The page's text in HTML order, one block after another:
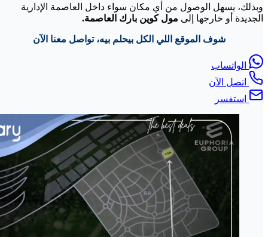
وبذلك، يسهل الوصول من أي مكان سواء داخل العاصمة الإدارية
الجديدة أو خارجها إلى مول كوين بارك العاصمة.
شوف الموقع اللي الكل بيحلم بيه، تواصل معنا الآن
الواتساب
اتصل الآن
استفسر